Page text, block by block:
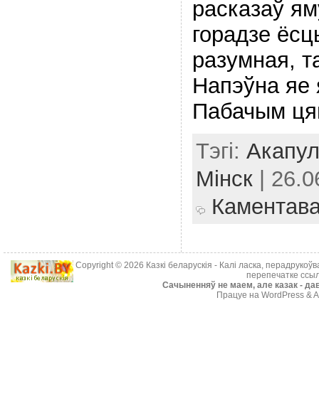
расказаў
горадзе
разумная,
Напэўна яе
Пабачым
Тэгі:
Мінск|
Copyright © 2026 Казкі беларускія - Калі ласка,
перепечатке
Cачыненняў не маем, але казак -
Працуе на WordPress &